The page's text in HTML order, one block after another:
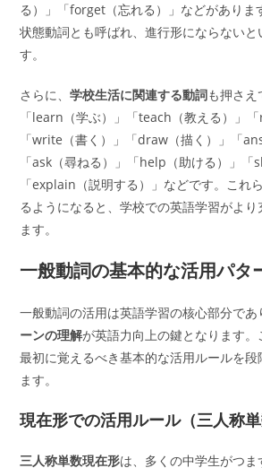
る）」「forget（忘れる）」などがありま
状態動詞とも呼ばれ、進行形にならないと
す。
さらに、学校生活に関連する動詞も押さえ
「learn（学ぶ）」「teach（教える）」「
「write（書く）」「draw（描く）」「
「ask（尋ねる）」「help（助ける）」「
「explain（説明する）」などです。これ
るようになると、学校での英語学習がより
ます。
一般動詞の基本的な活用パタ
一般動詞の活用は英語学習の核心部分であ
ーンの理解が英語力向上の鍵となります
最初に覚えるべき基本的な活用ルールを段
ます。
現在形での活用ルール（三人称単
三人称単数現在形は、多くの中学生がつ